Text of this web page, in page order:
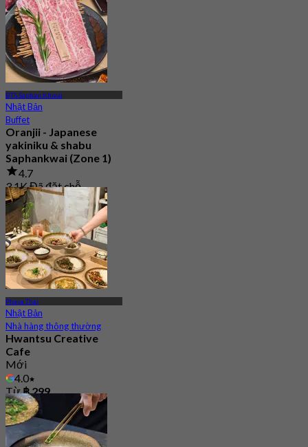
BTS Saphan Khwai
Nhật Bản
Buffet
Oranjii - Japanese
yakiniku & shabu
Saphankwai (Zone 1)
4.7
3.1K Đã đặt chỗ
Từ฿ 415
Phaya Thai
Nhật Bản
Nhà hàng thông thường
Hwantsu Creative
Cafe
Mới
4.0
Từ฿ 299